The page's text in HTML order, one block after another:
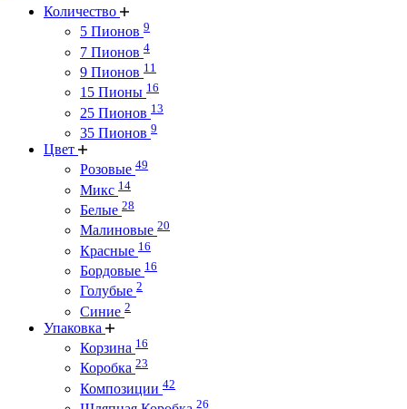
Количество
5 Пионов 9
7 Пионов 4
9 Пионов 11
15 Пионы 16
25 Пионов 13
35 Пионов 9
Цвет
Розовые 49
Микс 14
Белые 28
Малиновые 20
Красные 16
Бордовые 16
Голубые 2
Синие 2
Упаковка
Корзина 16
Коробка 23
Композиции 42
26